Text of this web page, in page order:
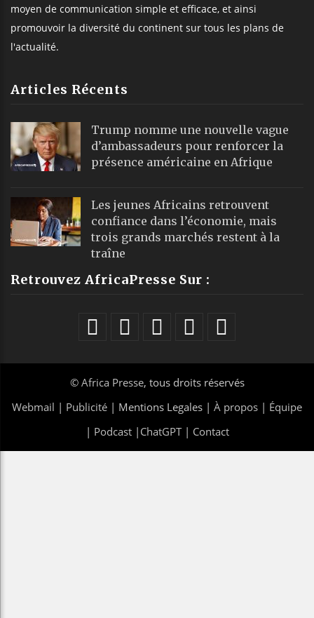
moyen de communication simple et efficace, et ainsi
promouvoir la diversité du continent sur tous les plans de
l'actualité.
Articles Récents
Trump nomme une nouvelle vague
d’ambassadeurs pour renforcer la
présence américaine en Afrique
Les jeunes Africains retrouvent
confiance dans l’économie, mais
trois grands marchés restent à la
traîne
Retrouvez AfricaPresse Sur :
© Africa Presse, tous droits réservés
Webmail | Publicité | Mentions Legales | À propos | Équipe
| Podcast| ChatGPT| Contact